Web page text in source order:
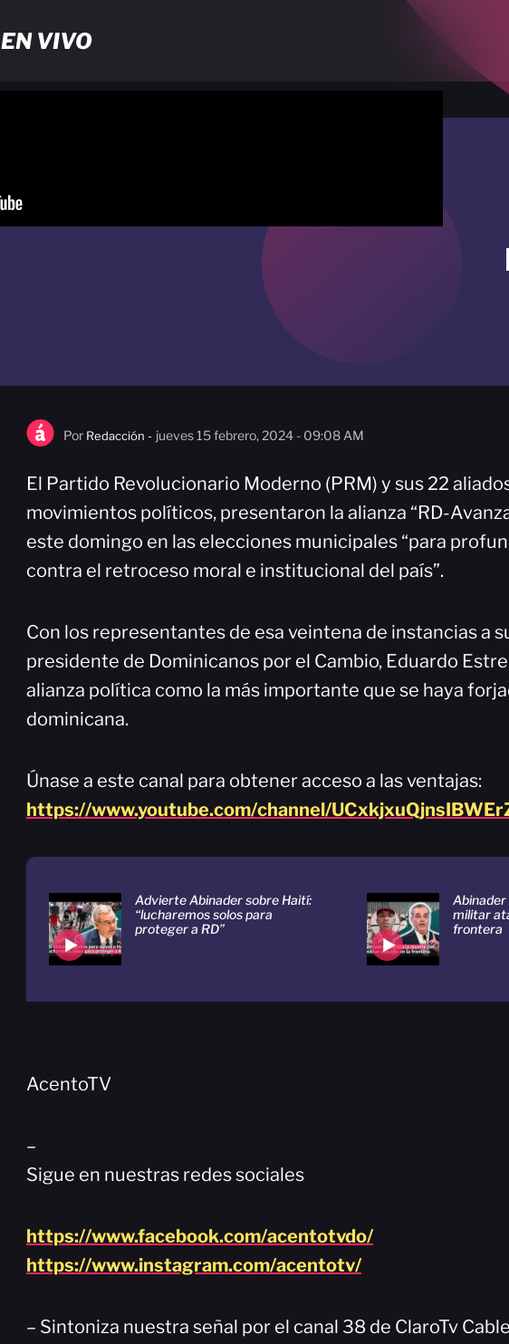
EN VIVO
Por Redacción - jueves 15 febrero, 2024 - 09:08 AM
El Partido Revolucionario Moderno (PRM) y sus 22
movimientos políticos, presentaron la alianza “RD-
este domingo en las elecciones municipales “para
contra el retroceso moral e institucional del país”.
Con los representantes de esa veintena de instancias a
presidente de Dominicanos por el Cambio, Eduardo
alianza política como la más importante que se haya
dominicana.
Únase a este canal para obtener acceso a las ventajas:
https://www.youtube.com/channel/
Advierte Abinader sobre Haití:
“lucharemos solos para
proteger a RD”
militar
frontera
AcentoTV
–
Sigue en nuestras redes sociales
https://www.facebook.com/acentotvdo/
https://www.instagram.com/acentotv/
– Sintoniza nuestra señal por el canal 38 de ClaroTv